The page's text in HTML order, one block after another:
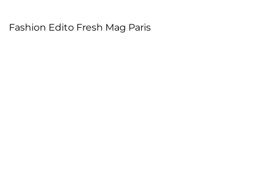
Fashion Edito Fresh Mag Paris